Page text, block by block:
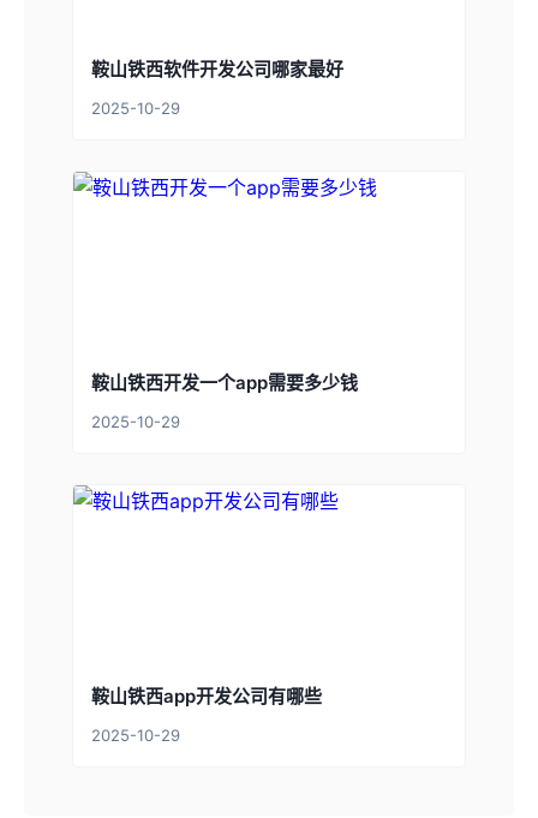
鞍山铁西软件开发公司哪家最好
2025-10-29
鞍山铁西开发一个app需要多少钱
2025-10-29
鞍山铁西app开发公司有哪些
2025-10-29